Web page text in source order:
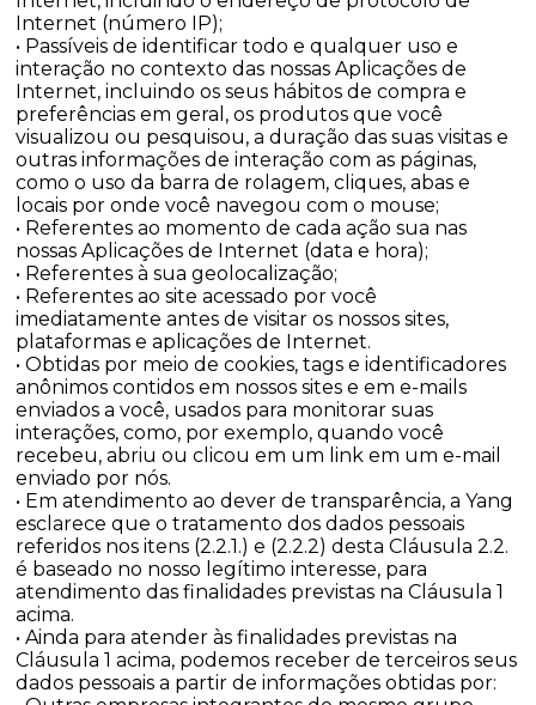
Internet (número IP);
• Passíveis de identificar todo e qualquer uso e
interação no contexto das nossas Aplicações de
Internet, incluindo os seus hábitos de compra e
preferências em geral, os produtos que você
visualizou ou pesquisou, a duração das suas visitas e
outras informações de interação com as páginas,
como o uso da barra de rolagem, cliques, abas e
locais por onde você navegou com o mouse;
• Referentes ao momento de cada ação sua nas
nossas Aplicações de Internet (data e hora);
• Referentes à sua geolocalização;
• Referentes ao site acessado por você
imediatamente antes de visitar os nossos sites,
plataformas e aplicações de Internet.
• Obtidas por meio de cookies, tags e identificadores
anônimos contidos em nossos sites e em e-mails
enviados a você, usados para monitorar suas
interações, como, por exemplo, quando você
recebeu, abriu ou clicou em um link em um e-mail
enviado por nós.
• Em atendimento ao dever de transparência, a Yang
esclarece que o tratamento dos dados pessoais
referidos nos itens (2.2.1.) e (2.2.2) desta Cláusula 2.2.
é baseado no nosso legítimo interesse, para
atendimento das finalidades previstas na Cláusula 1
acima.
• Ainda para atender às finalidades previstas na
Cláusula 1 acima, podemos receber de terceiros seus
dados pessoais a partir de informações obtidas por: